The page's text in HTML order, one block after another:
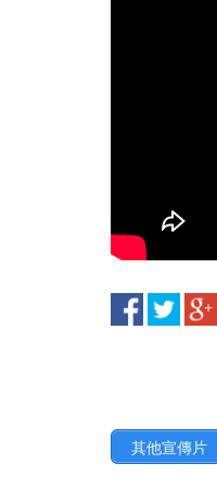
其他宣傳片